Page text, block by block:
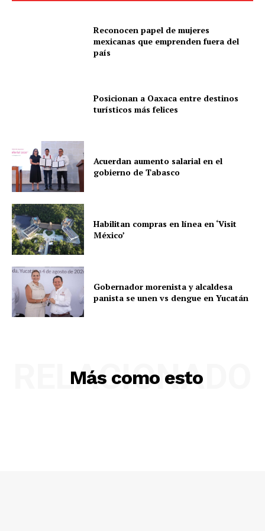
Reconocen papel de mujeres
mexicanas que emprenden fuera del
país
Posicionan a Oaxaca entre destinos
turísticos más felices
Acuerdan aumento salarial en el
gobierno de Tabasco
Habilitan compras en línea en ‘Visit
México’
Gobernador morenista y alcaldesa
panista se unen vs dengue en Yucatán
Más como esto
RELACIONADO